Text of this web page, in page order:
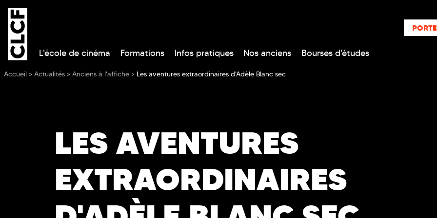
LES AVENTURES
EXTRAORDINAIRES
L'école de cinéma Formations Infos pratiques Nos anciens
Bourses d'études
Vous êtes ici
Accueil > Actualités > Anciens à l'affiche > Les aventures extraordinaires d'Adèle Blanc sec